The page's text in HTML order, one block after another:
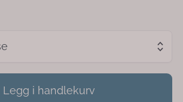
Legg i handlekurv